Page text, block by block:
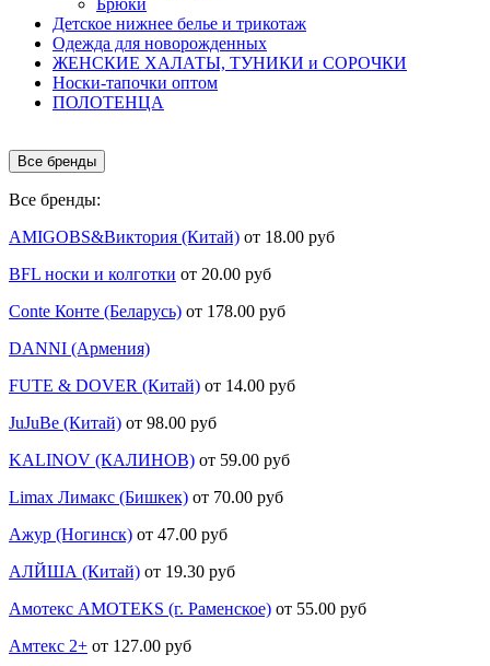
Детское нижнее белье и трикотаж
Одежда для новорожденных
ЖЕНСКИЕ ХАЛАТЫ, ТУНИКИ и СОРОЧКИ
Носки-тапочки оптом
ПОЛОТЕНЦА
Все бренды
Все бренды:
AMIGOBS&Виктория (Китай) от 18.00 руб
BFL носки и колготки от 20.00 руб
Conte Конте (Беларусь) от 178.00 руб
DANNI (Армения)
FUTE & DOVER (Китай) от 14.00 руб
JuJuBe (Китай) от 98.00 руб
KALINOV (КАЛИНОВ) от 59.00 руб
Limax Лимакс (Бишкек) от 70.00 руб
Ажур (Ногинск) от 47.00 руб
АЛЙША (Китай) от 19.30 руб
Амотекс AMOTEKS (г. Раменское) от 55.00 руб
Амтекс 2+ от 127.00 руб